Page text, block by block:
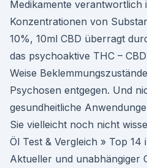
Medikamente verantwortlich
Konzentrationen von
10%, 10ml CBD überragt
das psychoaktive THC –
Weise
Psychosen entgegen. Und
gesundheitliche
Sie vielleicht noch nicht
Öl Test & Vergleich » Top
Aktueller und unabhängiger